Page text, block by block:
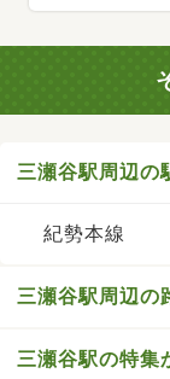
三瀬谷駅周辺の
紀勢本線
三瀬谷駅周辺の
三瀬谷駅の特集